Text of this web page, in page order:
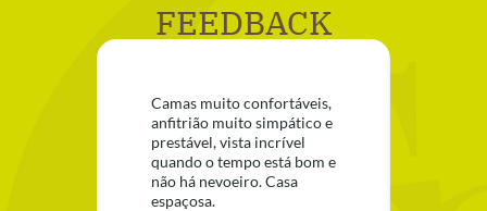
FEEDBACK
Camas muito confortáveis,
anfitrião muito simpático e
prestável, vista incrível
quando o tempo está bom e
não há nevoeiro. Casa
espaçosa.